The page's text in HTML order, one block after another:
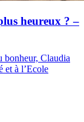
heureux ? –
bonheur, Claudia
et à l’Ecole